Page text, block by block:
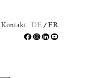
DE FR
Kontakt